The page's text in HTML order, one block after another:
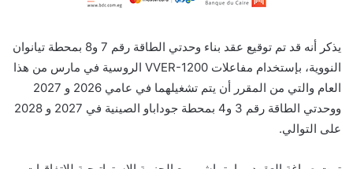
يذكر أنه قد تم توقيع عقد بناء وحدتي الطاقة رقم 7 و8 بمحطة تيانوان
النووية، بإستخدام مفاعلات VVER-1200 الروسية في مارس من هذا
العام والتي من المقرر أن يتم تشغيلهما في عامي 2026 و 2027
ووحدتي الطاقة رقم 3 و4 بمحطة جوداباو الصينية في 2027 و 2028
على التوالي.